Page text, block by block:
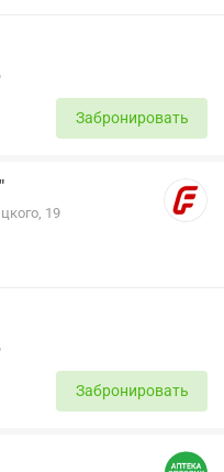
Забронировать
19
Забронировать